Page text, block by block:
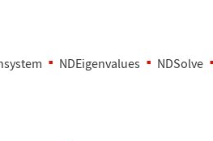
NDEigenvalues NDSolve